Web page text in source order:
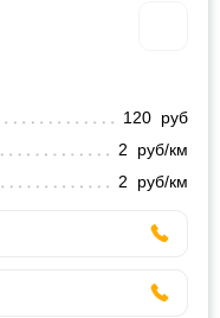
120 руб
2 руб/км
2 руб/км